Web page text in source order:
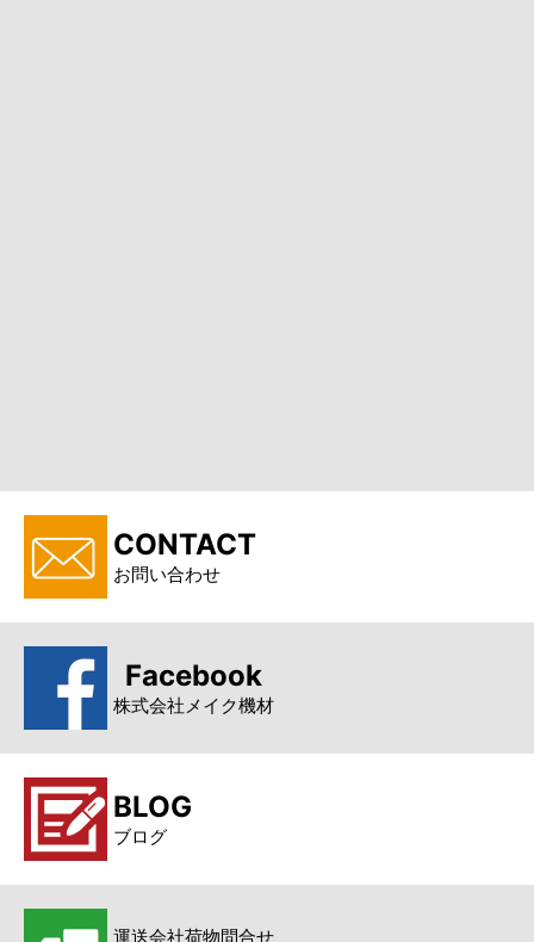
CONTACT
お問い合わせ
Facebook
株式会社メイク機材
BLOG
ブログ
運送会社荷物問合せ